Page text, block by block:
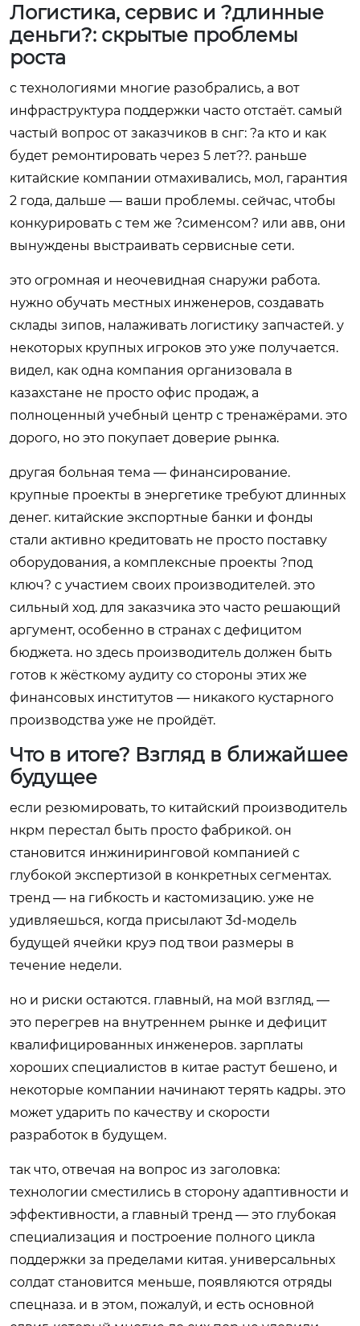
Логистика, сервис и ?длинные
деньги?: скрытые проблемы
роста
с технологиями многие разобрались, а вот
инфраструктура поддержки часто отстаёт. самый
частый вопрос от заказчиков в снг: ?а кто и как
будет ремонтировать через 5 лет??. раньше
китайские компании отмахивались, мол, гарантия
2 года, дальше — ваши проблемы. сейчас, чтобы
конкурировать с тем же ?сименсом? или авв, они
вынуждены выстраивать сервисные сети.
это огромная и неочевидная снаружи работа.
нужно обучать местных инженеров, создавать
склады зипов, налаживать логистику запчастей. у
некоторых крупных игроков это уже получается.
видел, как одна компания организовала в
казахстане не просто офис продаж, а
полноценный учебный центр с тренажёрами. это
дорого, но это покупает доверие рынка.
другая больная тема — финансирование.
крупные проекты в энергетике требуют длинных
денег. китайские экспортные банки и фонды
стали активно кредитовать не просто поставку
оборудования, а комплексные проекты ?под
ключ? с участием своих производителей. это
сильный ход. для заказчика это часто решающий
аргумент, особенно в странах с дефицитом
бюджета. но здесь производитель должен быть
готов к жёсткому аудиту со стороны этих же
финансовых институтов — никакого кустарного
производства уже не пройдёт.
Что в итоге? Взгляд в ближайшее
будущее
если резюмировать, то китайский производитель
нкрм перестал быть просто фабрикой. он
становится инжиниринговой компанией с
глубокой экспертизой в конкретных сегментах.
тренд — на гибкость и кастомизацию. уже не
удивляешься, когда присылают 3d-модель
будущей ячейки круэ под твои размеры в
течение недели.
но и риски остаются. главный, на мой взгляд, —
это перегрев на внутреннем рынке и дефицит
квалифицированных инженеров. зарплаты
хороших специалистов в китае растут бешено, и
некоторые компании начинают терять кадры. это
может ударить по качеству и скорости
разработок в будущем.
так что, отвечая на вопрос из заголовка:
технологии сместились в сторону адаптивности и
эффективности, а главный тренд — это глубокая
специализация и построение полного цикла
поддержки за пределами китая. универсальных
солдат становится меньше, появляются отряды
спецназа. и в этом, пожалуй, и есть основной